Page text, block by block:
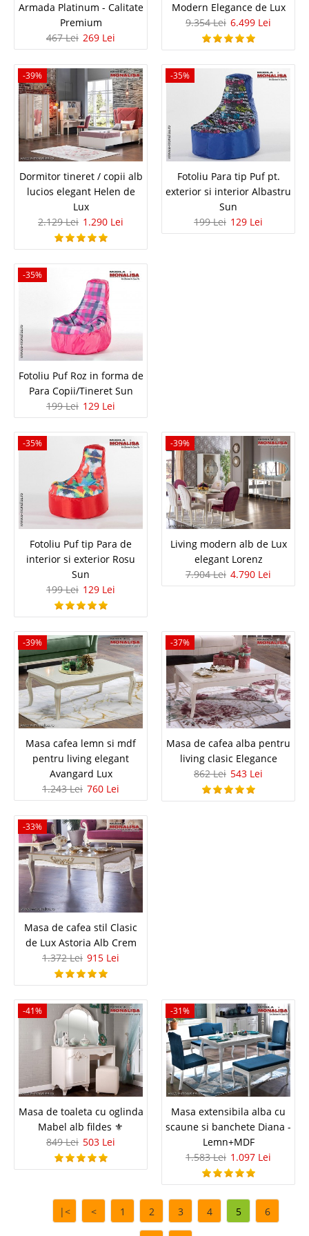
Stoc Epuizat - Indisponibil
Adauga la Favorite
-26%
Coltar extensibil confortabil pe piele
ecologica negru Elegant
Coltare extensibile confortabile pe piele ecologica | Canapele de colt -
Elegant Daca sunteti in cautarea unui coltar cu suprafata de dormit foarte
mare ce ofera un confort de invidiat atunci canapeaua de colt cu sau fara
Pret Redus
Stoc Epuizat - Indisponibil
Adauga la Favorite
-26%
Coltar extensibil cu lada pe stofa
albastru marin Elegant
Coltare extensibile cu lada | Canapele de colt pe stofa bleumarin – Elegant
Atunci cand cautati o canapea de colt pentru sufragerie sau un coltar
extensibil pentru living va recomandam sa aveti in vedere marimea
suprafetei de dormit, grila de preturi de vanzare dar si utilit..
Compara
3.357 Lei
Pret Redus 2.474 Lei
Stoc Epuizat - Indisponibil
Adauga la Favorite
Coltar extensibil cu spatiu de dormit
lada si sezlong Dearborn
dormit si lada ⭐ Dearborn este un coltar extensibil pat cu sezlong
confortabil si practic ce poate asigura atat relaxarea de zi cu zi cat si un
somn odihnitor pe timpul noptilor. D..
4.876 Lei
Pret Redus 3.367 Lei
Stoc Epuizat - Indisponibil
Adauga la Favorite
Coltar extensibil ieftin cu Sezlong
Armada Platinum - Calitate
Premium
467 Lei 269 Lei
Modern Elegance de Lux
9.354 Lei 6.499 Lei
-39%
Dormitor tineret / copii alb
lucios elegant Helen de
Lux
2.129 Lei 1.290 Lei
-35%
Fotoliu Para tip Puf pt.
exterior si interior Albastru
Sun
199 Lei 129 Lei
-35%
Fotoliu Puf Roz in forma de
Para Copii/Tineret Sun
199 Lei 129 Lei
-35%
Fotoliu Puf tip Para de
interior si exterior Rosu
Sun
199 Lei 129 Lei
-39%
Living modern alb de Lux
elegant Lorenz
7.904 Lei 4.790 Lei
-39%
Masa cafea lemn si mdf
pentru living elegant
Avangard Lux
1.243 Lei 760 Lei
-37%
Masa de cafea alba pentru
living clasic Elegance
862 Lei 543 Lei
-33%
Masa de cafea stil Clasic
de Lux Astoria Alb Crem
1.372 Lei 915 Lei
-41%
Masa de toaleta cu oglinda
Mabel alb fildes ⚜️
849 Lei 503 Lei
-31%
Masa extensibila alba cu
scaune si banchete Diana -
Lemn+MDF
1.583 Lei 1.097 Lei
|< < 1 2 3 4 5 6